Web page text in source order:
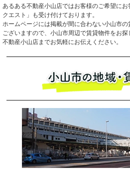
あるある不動産小山店ではお客様のご希望に
クエスト」も受け付けております。
ホームページには掲載が間に合わない小山市
ございますので、小山市周辺で賃貸物件をお
不動産小山店までお気軽にお伝えください。